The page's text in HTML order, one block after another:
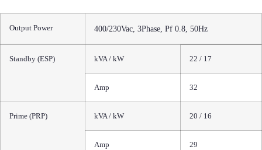
Output Power 400/230Vac, 3Phase, Pf 0.8, 50Hz
Standby (ESP) kVA / kW 22 / 17
Amp 32
Prime (PRP) kVA / kW 20 / 16
Amp 29